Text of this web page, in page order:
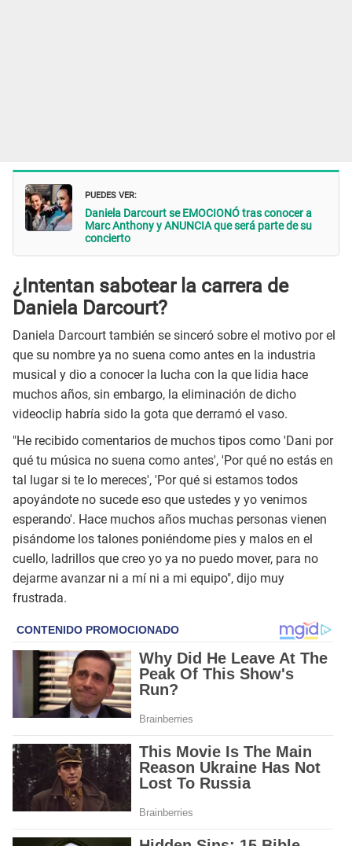
PUEDES VER:
Daniela Darcourt se EMOCIONÓ tras conocer a
Marc Anthony y ANUNCIA que será parte de su
concierto
¿Intentan sabotear la carrera de
Daniela Darcourt?
Daniela Darcourt también se sinceró sobre el motivo por el
que su nombre ya no suena como antes en la industria
musical y dio a conocer la lucha con la que lidia hace
muchos años, sin embargo, la eliminación de dicho
videoclip habría sido la gota que derramó el vaso.
"He recibido comentarios de muchos tipos como 'Dani por
qué tu música no suena como antes', 'Por qué no estás en
tal lugar si te lo mereces', 'Por qué si estamos todos
apoyándote no sucede eso que ustedes y yo venimos
esperando'. Hace muchos años muchas personas vienen
pisándome los talones poniéndome pies y malos en el
cuello, ladrillos que creo yo ya no puedo mover, para no
dejarme avanzar ni a mí ni a mi equipo", dijo muy
frustrada.